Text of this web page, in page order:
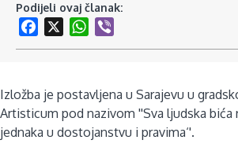
Podijeli ovaj članak:
Facebook
WhatsApp
Izložba je postavljena u Sarajevu u
Artisticum pod nazivom ''Sva ljudska bića
jednaka u dostojanstvu i pravima‘'.